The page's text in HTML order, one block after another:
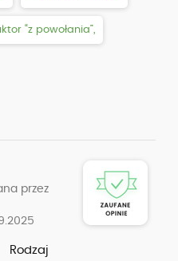
“z powołania”,
przez
Rodzaj